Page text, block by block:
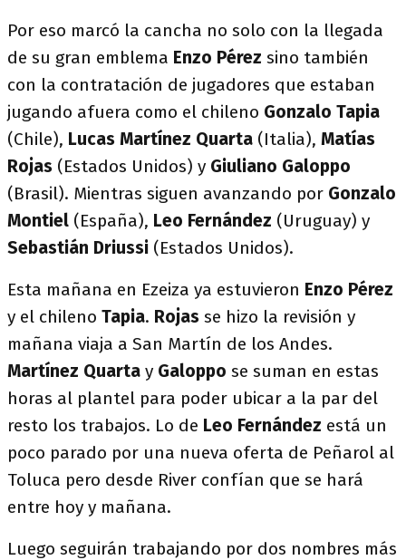
Por eso marcó la cancha no solo con la llegada
de su gran emblema Enzo Pérez sino también
con la contratación de jugadores que estaban
jugando afuera como el chileno Gonzalo Tapia
(Chile), Lucas Martínez Quarta (Italia), Matías
Rojas (Estados Unidos) y Giuliano Galoppo
(Brasil). Mientras siguen avanzando por Gonzalo
Montiel (España), Leo Fernández (Uruguay) y
Sebastián Driussi (Estados Unidos).
Esta mañana en Ezeiza ya estuvieron Enzo Pérez
y el chileno Tapia. Rojas se hizo la revisión y
mañana viaja a San Martín de los Andes.
Martínez Quarta y Galoppo se suman en estas
horas al plantel para poder ubicar a la par del
resto los trabajos. Lo de Leo Fernández está un
poco parado por una nueva oferta de Peñarol al
Toluca pero desde River confían que se hará
entre hoy y mañana.
Luego seguirán trabajando por dos nombres más